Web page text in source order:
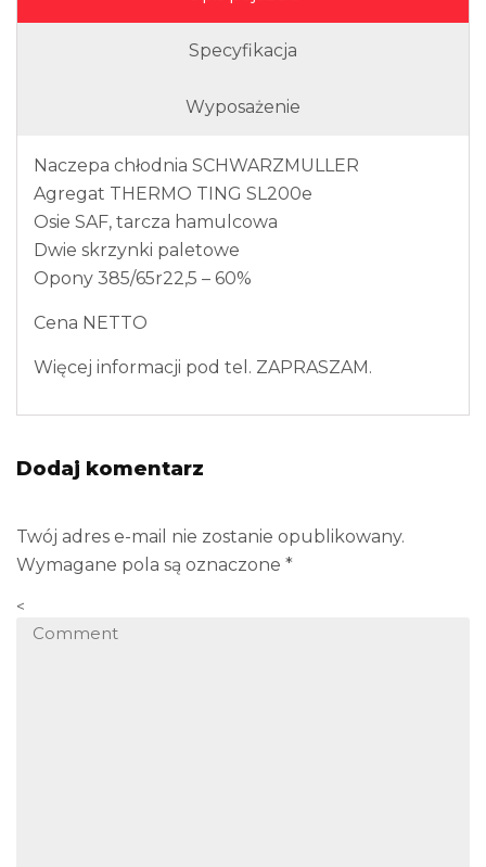
Specyfikacja
Wyposażenie
Naczepa chłodnia SCHWARZMULLER
Agregat THERMO TING SL200e
Osie SAF, tarcza hamulcowa
Dwie skrzynki paletowe
Opony 385/65r22,5 – 60%
Cena NETTO
Więcej informacji pod tel. ZAPRASZAM.
Dodaj komentarz
Twój adres e-mail nie zostanie opublikowany.
Wymagane pola są oznaczone *
<